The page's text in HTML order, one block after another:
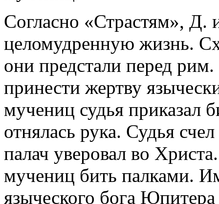
Согласно «Страстям»,
целомудренную жизнь.
они предстали перед
принести жертву
мучениц судья приказал
отнялась рука. Судья
палач уверовал во
мучениц бить палками.
языческого бога